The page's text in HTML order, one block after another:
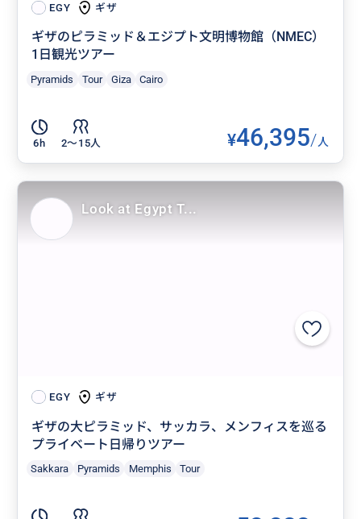
EGY ギザ
ギザのピラミッド＆エジプト文明博物館（NMEC）
1日観光ツアー
Pyramids Tour Giza Cairo
6h 2〜15人 ¥46,395/人
EGY ギザ
ギザの大ピラミッド、サッカラ、メンフィスを巡る
プライベート日帰りツアー
Sakkara Pyramids Memphis Tour
Look at Egypt T...